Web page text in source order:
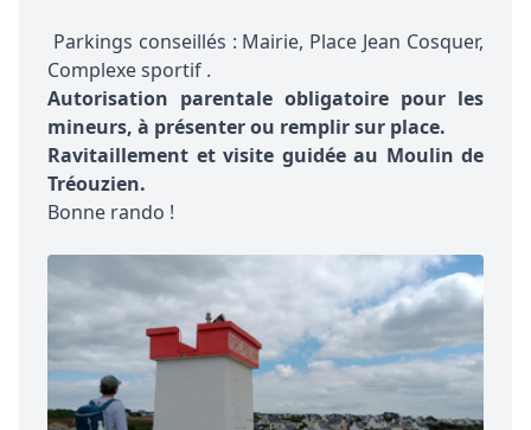
Parkings conseillés : Mairie, Place Jean Cosquer,
Complexe sportif .
Autorisation parentale obligatoire pour les
mineurs, à présenter ou remplir sur place.
Ravitaillement et visite guidée au Moulin de
Tréouzien.
Bonne rando !